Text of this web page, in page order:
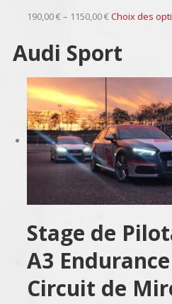
190,00 € – 1150,00 €Choix des
Audi Sport
Stage de
A3
Circuit de